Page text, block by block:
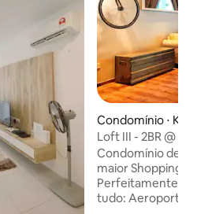
Condomínio ⋅
Loft III - 2BR @
estacionamento
Condomínio de
maior Shopping
Perfeitamente
tudo: Aeroporto